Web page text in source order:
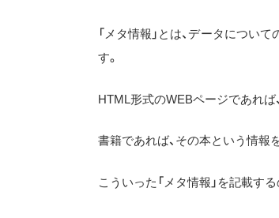
「メタ情報」とは、データについ
す。
HTML形式のWEBページであれば
書籍であれば、その本という情報
こういった「メタ情報」を記載す